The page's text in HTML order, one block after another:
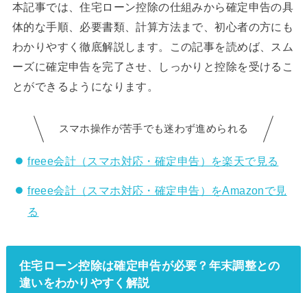
本記事では、住宅ローン控除の仕組みから確定申告の具
体的な手順、必要書類、計算方法まで、初心者の方にも
わかりやすく徹底解説します。この記事を読めば、スム
ーズに確定申告を完了させ、しっかりと控除を受けるこ
とができるようになります。
スマホ操作が苦手でも迷わず進められる
freee会計（スマホ対応・確定申告）を楽天で見る
freee会計（スマホ対応・確定申告）をAmazonで見
る
住宅ローン控除は確定申告が必要？年末調整との
違いをわかりやすく解説